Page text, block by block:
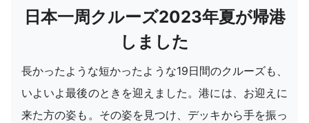
日本一周クルーズ2023年夏が帰港
しました
長かったような短かったような19日間のクルーズも、
いよいよ最後のときを迎えました。港には、お迎えに
来た方の姿も。その姿を見つけ、デッキから手を振っ